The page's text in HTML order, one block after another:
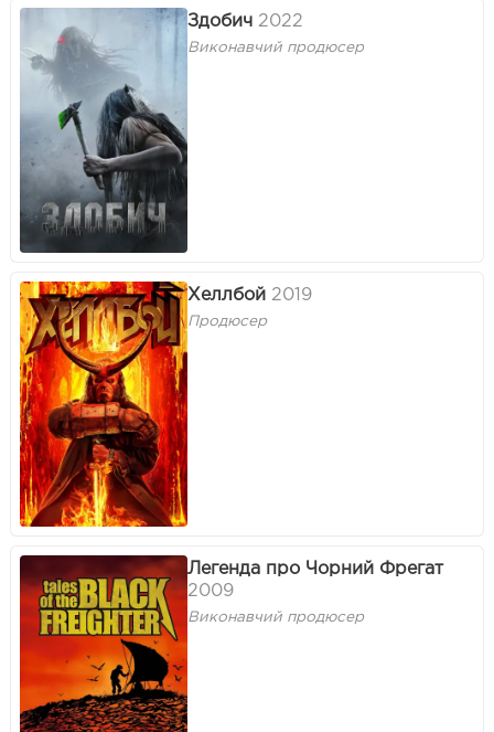
Здобич 2022
Виконавчий продюсер
Хеллбой 2019
Продюсер
Легенда про Чорний Фрегат
2009
Виконавчий продюсер